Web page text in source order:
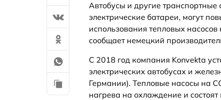
Автобусы и другие транспортные
электрические батареи, могут
использования тепловых
сообщает немецкий
С 2018 год компания Konvekta
электрических автобусах и
Германии). Тепловые насосы на
нагрева на охлаждение и состоят